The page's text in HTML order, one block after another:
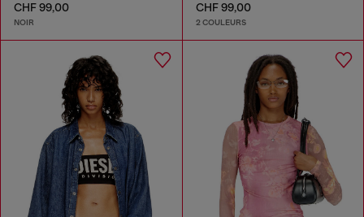
CHF 99,00
NOIR
CHF 99,00
2 COULEURS